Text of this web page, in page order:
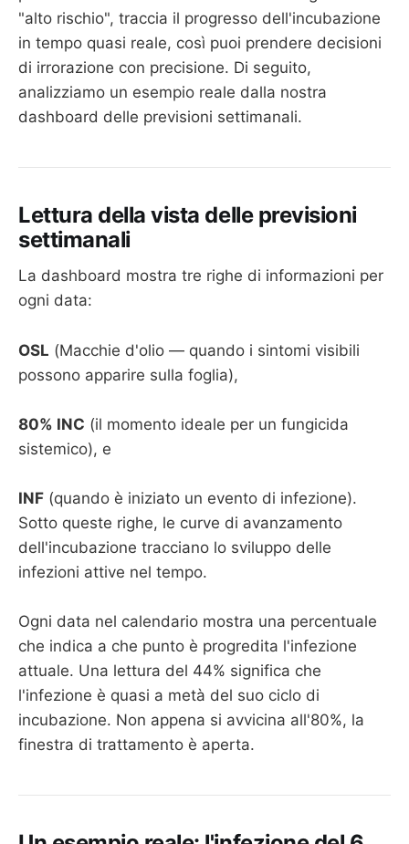
"alto rischio", traccia il progresso dell'incubazione
in tempo quasi reale, così puoi prendere decisioni
di irrorazione con precisione. Di seguito,
analizziamo un esempio reale dalla nostra
dashboard delle previsioni settimanali.
Lettura della vista delle previsioni
settimanali
La dashboard mostra tre righe di informazioni per
ogni data:
OSL (Macchie d'olio — quando i sintomi visibili
possono apparire sulla foglia),
80% INC (il momento ideale per un fungicida
sistemico), e
INF (quando è iniziato un evento di infezione).
Sotto queste righe, le curve di avanzamento
dell'incubazione tracciano lo sviluppo delle
infezioni attive nel tempo.
Ogni data nel calendario mostra una percentuale
che indica a che punto è progredita l'infezione
attuale. Una lettura del 44% significa che
l'infezione è quasi a metà del suo ciclo di
incubazione. Non appena si avvicina all'80%, la
finestra di trattamento è aperta.